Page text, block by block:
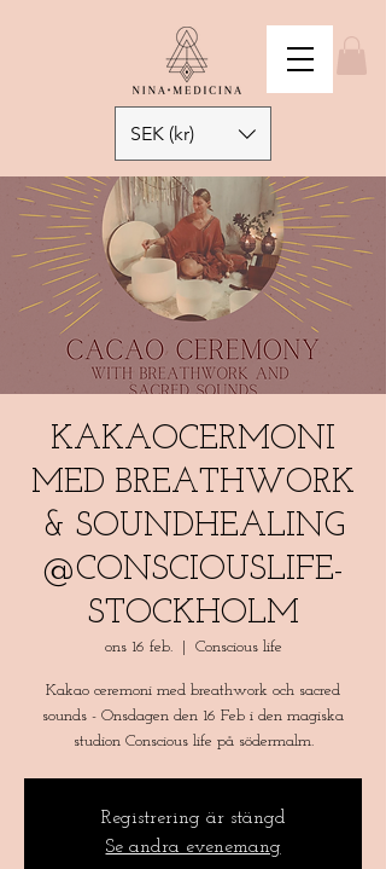
SEK (kr)
KAKAOCERMONI
MED BREATHWORK
& SOUNDHEALING
@CONSCIOUSLIFE-
STOCKHOLM
ons 16 feb.
  |
Conscious life
Kakao ceremoni med breathwork och sacred
sounds - Onsdagen den 16 Feb i den magiska
studion Conscious life på södermalm.
Registrering är stängd
Se andra evenemang